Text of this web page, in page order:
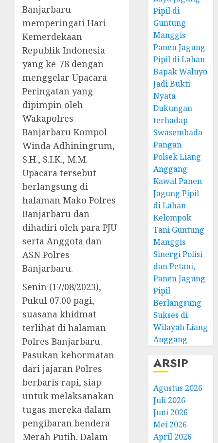
Banjarbaru
memperingati Hari
Kemerdekaan
Republik Indonesia
yang ke-78 dengan
menggelar Upacara
Peringatan yang
dipimpin oleh
Wakapolres
Banjarbaru Kompol
Winda Adhiningrum,
S.H., S.I.K., M.M.
Upacara tersebut
berlangsung di
halaman Mako Polres
Banjarbaru dan
dihadiri oleh para PJU
serta Anggota dan
ASN Polres
Banjarbaru.
Senin (17/08/2023),
Pukul 07.00 pagi,
suasana khidmat
terlihat di halaman
Polres Banjarbaru.
Pasukan kehormatan
dari jajaran Polres
berbaris rapi, siap
untuk melaksanakan
tugas mereka dalam
pengibaran bendera
Merah Putih. Dalam
Pipil di
Guntung
Manggis
Panen Jagung
Pipil di Lahan
Bapak Waluyo
Jadi Bukti
Nyata
Dukungan
terhadap
Swasembada
Pangan
Polsek Liang
Anggang
Kawal Panen
Jagung Pipil
di Lahan
Kelompok
Tani Guntung
Manggis
Sinergi Polisi
dan Petani,
Panen Jagung
Pipil
Berlangsung
Sukses di
Wilayah Liang
Anggang
ARSIP
Agustus 2026
Juli 2026
Juni 2026
Mei 2026
April 2026